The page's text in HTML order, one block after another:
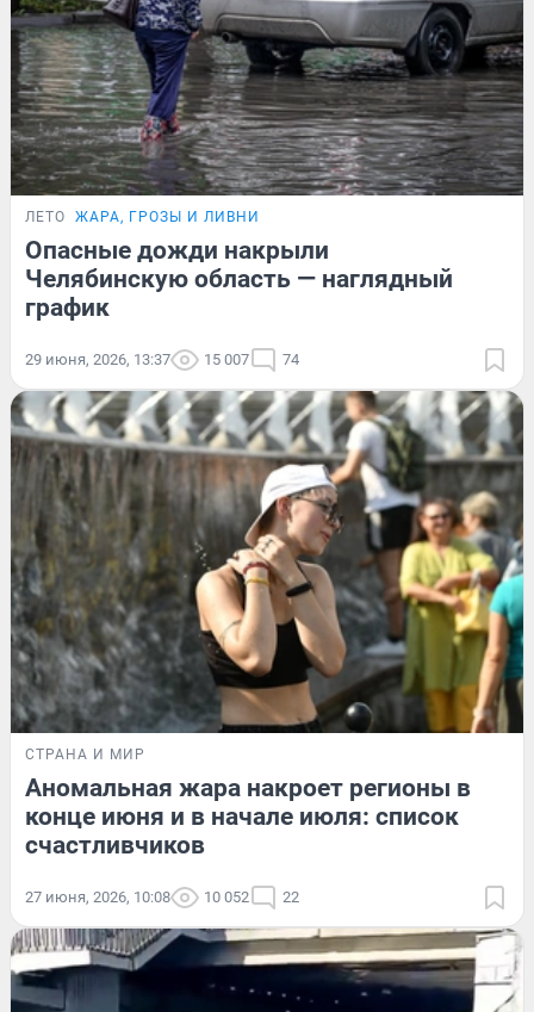
ЛЕТО ЖАРА, ГРОЗЫ И ЛИВНИ
Опасные дожди накрыли
Челябинскую область — наглядный
график
29 июня, 2026, 13:37 15 007 74
СТРАНА И МИР
Аномальная жара накроет регионы в
конце июня и в начале июля: список
счастливчиков
27 июня, 2026, 10:08 10 052 22